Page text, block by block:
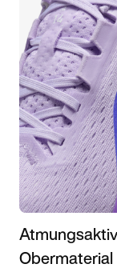
Obermaterial